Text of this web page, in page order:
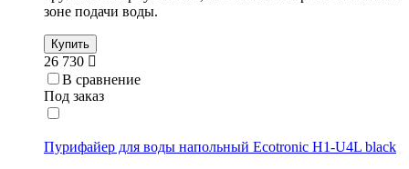
зоне подачи воды.
Купить
26 730
В сравнение
Под заказ
Пурифайер для воды напольный Ecotronic H1-U4L black